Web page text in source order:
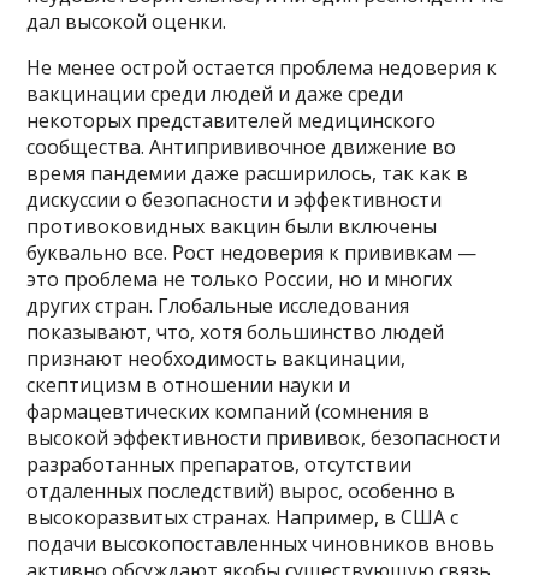
дал высокой оценки.
Не менее острой остается проблема недоверия к
вакцинации среди людей и даже среди
некоторых представителей медицинского
сообщества. Антипрививочное движение во
время пандемии даже расширилось, так как в
дискуссии о безопасности и эффективности
противоковидных вакцин были включены
буквально все. Рост недоверия к прививкам —
это проблема не только России, но и многих
других стран. Глобальные исследования
показывают, что, хотя большинство людей
признают необходимость вакцинации,
скептицизм в отношении науки и
фармацевтических компаний (сомнения в
высокой эффективности прививок, безопасности
разработанных препаратов, отсутствии
отдаленных последствий) вырос, особенно в
высокоразвитых странах. Например, в США с
подачи высокопоставленных чиновников вновь